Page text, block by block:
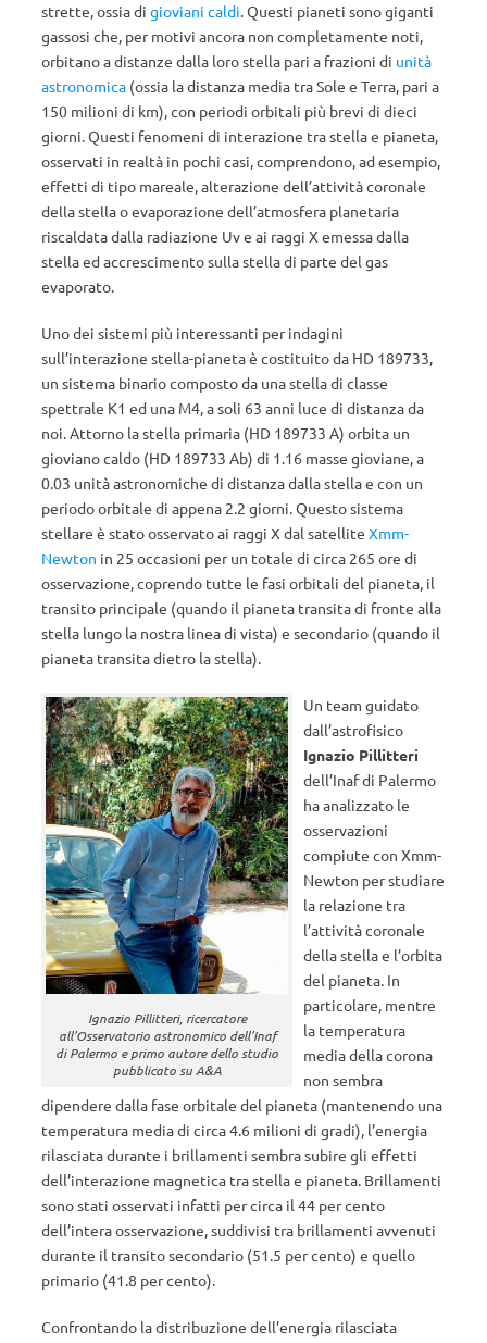
strette, ossia di gioviani caldi. Questi pianeti sono giganti
gassosi che, per motivi ancora non completamente noti,
orbitano a distanze dalla loro stella pari a frazioni di unità
astronomica (ossia la distanza media tra Sole e Terra, pari a
150 milioni di km), con periodi orbitali più brevi di dieci
giorni. Questi fenomeni di interazione tra stella e pianeta,
osservati in realtà in pochi casi, comprendono, ad esempio,
effetti di tipo mareale, alterazione dell’attività coronale
della stella o evaporazione dell’atmosfera planetaria
riscaldata dalla radiazione Uv e ai raggi X emessa dalla
stella ed accrescimento sulla stella di parte del gas
evaporato.
Uno dei sistemi più interessanti per indagini
sull’interazione stella-pianeta è costituito da HD 189733,
un sistema binario composto da una stella di classe
spettrale K1 ed una M4, a soli 63 anni luce di distanza da
noi. Attorno la stella primaria (HD 189733 A) orbita un
gioviano caldo (HD 189733 Ab) di 1.16 masse gioviane, a
0.03 unità astronomiche di distanza dalla stella e con un
periodo orbitale di appena 2.2 giorni. Questo sistema
stellare è stato osservato ai raggi X dal satellite Xmm-
Newton in 25 occasioni per un totale di circa 265 ore di
osservazione, coprendo tutte le fasi orbitali del pianeta, il
transito principale (quando il pianeta transita di fronte alla
stella lungo la nostra linea di vista) e secondario (quando il
pianeta transita dietro la stella).
Ignazio Pillitteri, ricercatore
all’Osservatorio astronomico dell’Inaf
di Palermo e primo autore dello studio
pubblicato su A&A
Un team guidato
dall’astrofisico
Ignazio Pillitteri
dell’Inaf di Palermo
ha analizzato le
osservazioni
compiute con Xmm-
Newton per studiare
la relazione tra
l’attività coronale
della stella e l’orbita
del pianeta. In
particolare, mentre
la temperatura
media della corona
non sembra
dipendere dalla fase orbitale del pianeta (mantenendo una
temperatura media di circa 4.6 milioni di gradi), l’energia
rilasciata durante i brillamenti sembra subire gli effetti
dell’interazione magnetica tra stella e pianeta. Brillamenti
sono stati osservati infatti per circa il 44 per cento
dell’intera osservazione, suddivisi tra brillamenti avvenuti
durante il transito secondario (51.5 per cento) e quello
primario (41.8 per cento).
Confrontando la distribuzione dell’energia rilasciata